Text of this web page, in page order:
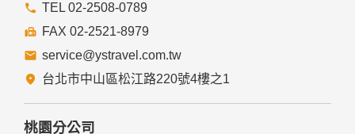
提供的連結，點選進入其他網站。但該連結網站不適用本網站
的隱私權保護政策，您必須參考該連結網站中的隱私權保護政
策。
五、與第三人共用個人資料之政策
本網站絕不會提供、交換、出租或出售任何您的個人資料給其
他個人、團體、私人企業或公務機關，但有法律依據或合約義
務者，不在此限。
TEL 02-2508-0789
FAX 02-2521-8979
service@ystravel.com.tw
台北市中山區松江路220號4樓之1
桃園分公司